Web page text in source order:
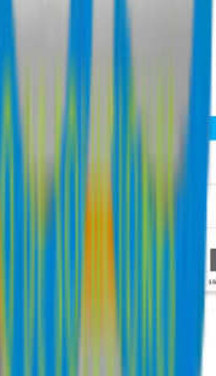
de jornadas y